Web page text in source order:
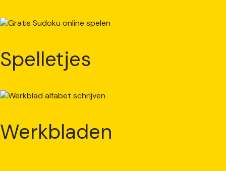
Spelletjes
Werkbladen